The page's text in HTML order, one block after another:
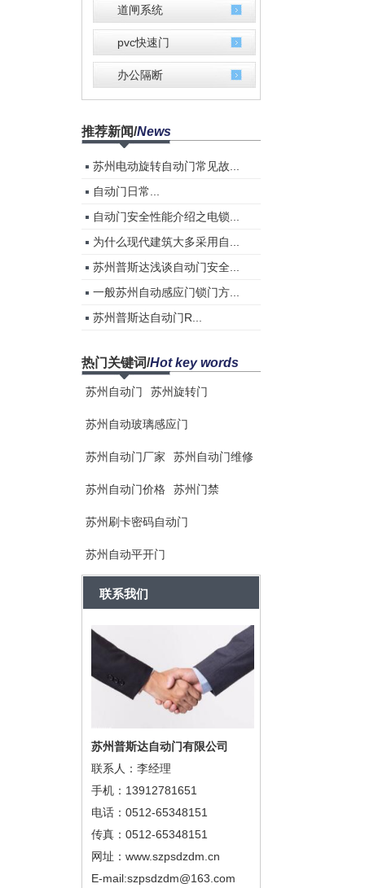
道闸系统
pvc快速门
办公隔断
推荐新闻/News
苏州电动旋转自动门常见故...
自动门​日常...
自动门安全性能介绍之电锁...
为什么现代建筑大多采用自...
苏州普斯达浅谈自动门安全...
一般苏州自动感应门锁门方...
苏州普斯达自动门R...
热门关键词/Hot key words
苏州自动门 苏州旋转门
苏州自动玻璃感应门
苏州自动门厂家 苏州自动门维修
苏州自动门价格 苏州门禁
苏州刷卡密码自动门
苏州自动平开门
联系我们
苏州普斯达自动门有限公司
联系人：李经理
手机：13912781651
电话：0512-65348151
传真：0512-65348151
网址：www.szpsdzdm.cn
E-mail:szpsdzdm@163.com